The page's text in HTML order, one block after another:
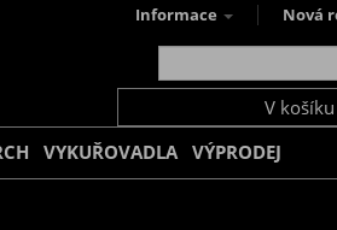
Informace Nová
V
VYKUŘOVADLA VÝPRODEJ